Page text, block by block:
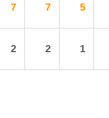
7
2
7
2
5
1